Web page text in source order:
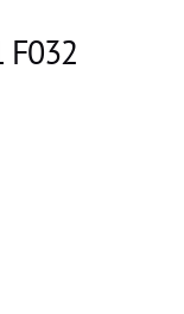
F032